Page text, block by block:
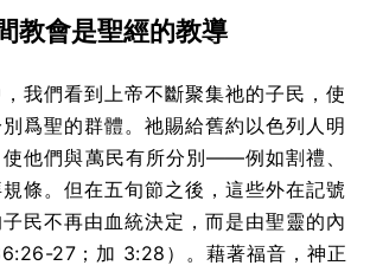
教會是聖經的教導
我們看到上帝不斷聚集祂的子民，使
爲聖的群體。祂賜給舊約以色列人明
他們與萬民有所分別——例如割禮、
條。但在五旬節之後，這些外在記號
民不再由血統決定，而是由聖靈的內
27；加 3:28）。藉著福音，神正